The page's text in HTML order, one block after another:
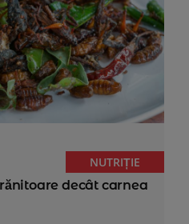
NUTRIȚIE
decât carnea